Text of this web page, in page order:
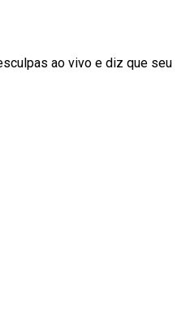
ao vivo e diz que seu